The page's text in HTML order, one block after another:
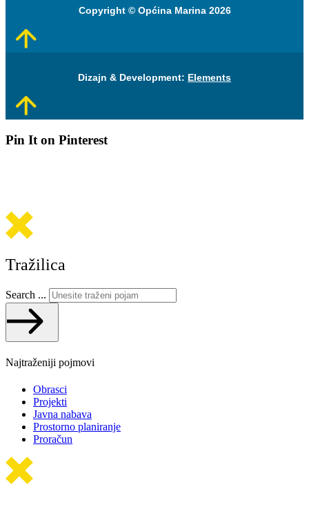
Copyright © Općina Marina 2026
Dizajn & Development: Elements
Pin It on Pinterest
Tražilica
Search ...
Najtraženiji pojmovi
Obrasci
Projekti
Javna nabava
Prostorno planiranje
Proračun